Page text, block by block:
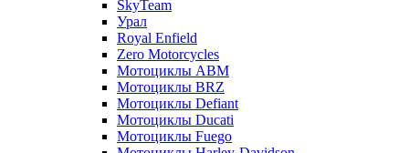
SkyTeam
Урал
Royal Enfield
Zero Motorcycles
Мотоциклы ABM
Мотоциклы BRZ
Мотоциклы Defiant
Мотоциклы Ducati
Мотоциклы Fuego